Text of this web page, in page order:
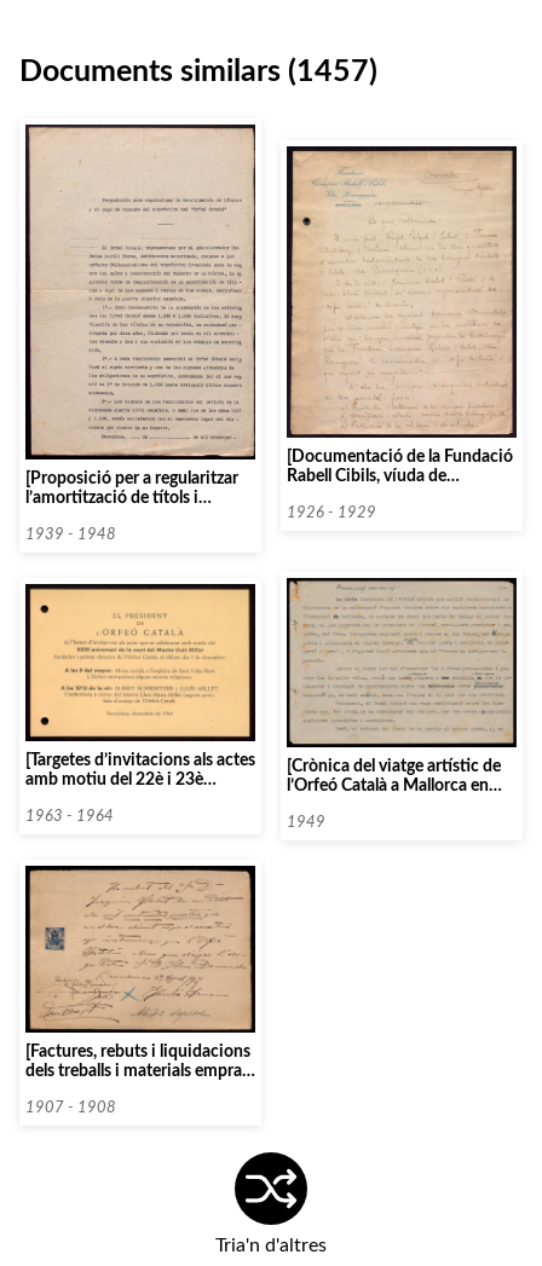
Documents similars (1457)
[Proposició per a regularitzar
l’amortització de títols i
l’Orfeó Català]
1939 - 1948
[Documentació de la Fundació
Rabell Cibils, víuda de
1926 - 1929
[Targetes d’invitacions als actes
amb motiu del 22è i 23è
Mestre Millet]
1963 - 1964
[Crònica del viatge artístic de
l’Orfeó Català a Mallorca en
s’hi va celebrar]
1949
[Factures, rebuts i liquidacions
dels treballs i materials emprats
Eusebi Arnau Mascort, per a la
1907 - 1908
Tria'n d'altres